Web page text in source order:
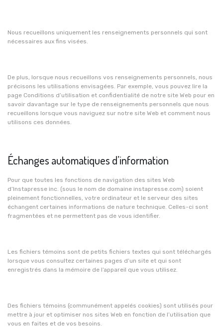
Nous recueillons uniquement les renseignements personnels qui sont
nécessaires aux fins visées.
De plus, lorsque nous recueillons vos renseignements personnels, nous
précisons les utilisations envisagées. Par exemple, vous pouvez lire la
page Conditions d’utilisation et confidentialité de notre site Web pour en
savoir davantage sur le type de renseignements personnels que nous
recueillons lorsque vous naviguez sur notre site Web et comment nous
utilisons ces données.
Échanges automatiques d’information
Pour que toutes les fonctions de navigation des sites Web
d’Instapresse inc. (sous le nom de domaine instapresse.com) soient
pleinement fonctionnelles, votre ordinateur et le serveur des sites
échangent certaines informations de nature technique. Celles-ci sont
fragmentées et ne permettent pas de vous identifier.
Les fichiers témoins sont de petits fichiers textes qui sont téléchargés
lorsque vous consultez certaines pages d’un site et qui sont
enregistrés dans la mémoire de l’appareil que vous utilisez.
Des fichiers témoins (communément appelés cookies) sont utilisés pour
mettre à jour et optimiser nos sites Web en fonction de l’utilisation que
vous en faites et de vos besoins.